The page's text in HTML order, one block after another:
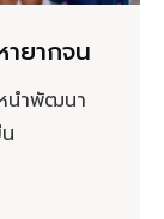
ยากจน
นำพัฒนา